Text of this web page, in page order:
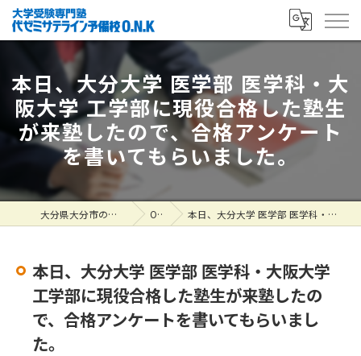
本日、大分大学 医学部 医学科・大
阪大学 工学部に現役合格した塾生
が来塾したので、合格アンケート
を書いてもらいました。
大分県大分市の塾なら大学受験専門塾 代ゼミサテライン予備校O.N.K ONK掲示板 本日、大分大学 医学部 医学科・大阪大学 工学部に現役合格した塾生が来塾したので、合格アンケートを書いてもらいました。
本日、大分大学 医学部 医学科・大阪大学
工学部に現役合格した塾生が来塾したの
で、合格アンケートを書いてもらいまし
た。